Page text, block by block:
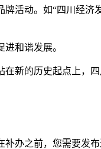
活动。如“四川经济
和谐发展。
新的历史起点上，四
办之前，您需要发